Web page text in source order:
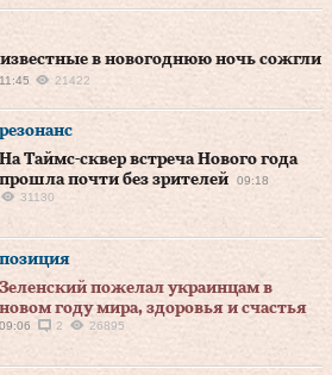
в новогоднюю ночь сожгли
11:45 21422
резонанс
На Таймс-сквер встреча Нового года
прошла почти без зрителей
09:18
31130
позиция
Зеленский пожелал украинцам в
новом году мира, здоровья и счастья
09:06 2 26895